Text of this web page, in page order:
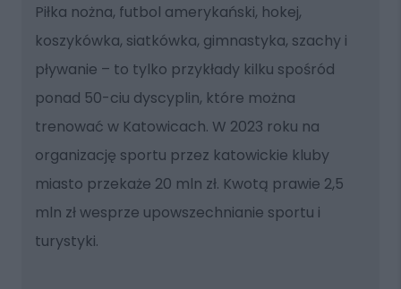
Piłka nożna, futbol amerykański, hokej,
koszykówka, siatkówka, gimnastyka, szachy i
pływanie – to tylko przykłady kilku spośród
ponad 50-ciu dyscyplin, które można
trenować w Katowicach. W 2023 roku na
organizację sportu przez katowickie kluby
miasto przekaże 20 mln zł. Kwotą prawie 2,5
mln zł wesprze upowszechnianie sportu i
turystyki.